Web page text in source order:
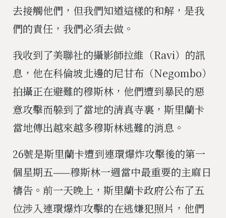
去接觸他們，但我們知道這樣的和解，是我
們的責任，我們必須去做。
我收到了美聯社的攝影師拉維（Ravi）的訊
息，他在科倫坡北邊的尼甘布（Negombo）
拍攝正在避難的穆斯林，他們遭到暴民的惡
意攻擊而躲到了當地的清真寺裏，斯里蘭卡
當地傳出越來越多穆斯林逃難的消息。
26號是斯里蘭卡遭到連環爆炸攻擊後的第一
個星期五——穆斯林一週當中最重要的主麻日
禱告。前一天晚上，斯里蘭卡政府公布了五
位涉入連環爆炸攻擊的在逃嫌犯照片，他們